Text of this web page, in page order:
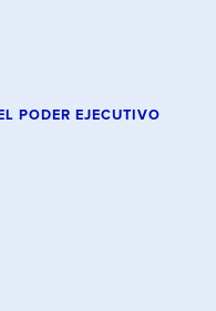
PODER EJECUTIVO